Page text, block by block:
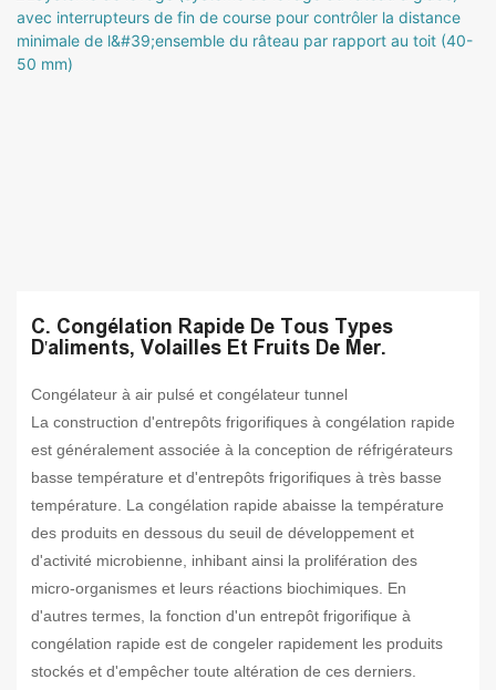
C. Congélation Rapide De Tous Types
D'aliments, Volailles Et Fruits De Mer.
Congélateur à air pulsé et congélateur tunnel
La construction d'entrepôts frigorifiques à congélation rapide
est généralement associée à la conception de réfrigérateurs
basse température et d'entrepôts frigorifiques à très basse
température. La congélation rapide abaisse la température
des produits en dessous du seuil de développement et
d'activité microbienne, inhibant ainsi la prolifération des
micro-organismes et leurs réactions biochimiques. En
d'autres termes, la fonction d'un entrepôt frigorifique à
congélation rapide est de congeler rapidement les produits
stockés et d'empêcher toute altération de ces derniers.